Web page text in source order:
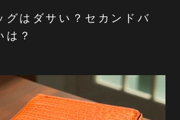
グはダサい？セカンドバ
は？